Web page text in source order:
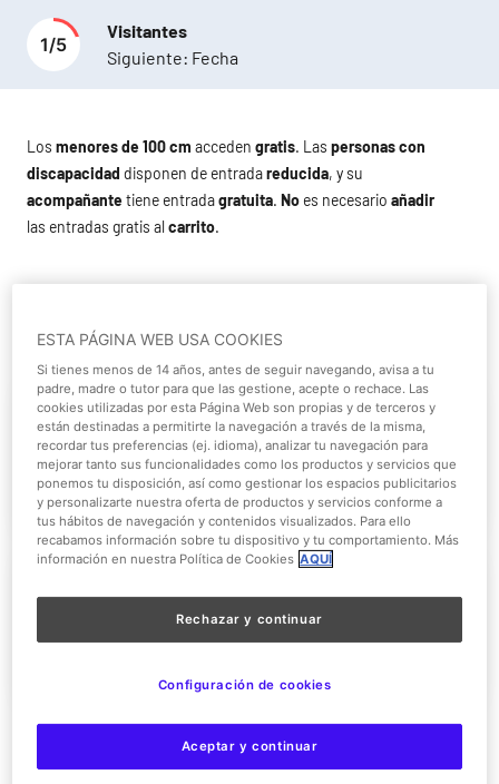
1/5
Visitantes
Siguiente: Fecha
Los menores de 100 cm acceden gratis. Las personas con
discapacidad disponen de entradareducida, y su
acompañantetiene entradagratuita. No es necesario añadir
las entradas gratis alcarrito.
por solo 19,90€! 😎
Promoción de tarde General
Más información
Más información
¿Tienes un cupón promocional?
ESTA PÁGINA WEB USA COOKIES
Si tienes menos de 14 años, antes de seguir navegando, avisa a tu
padre, madre o tutor para que las gestione, acepte o rechace. Las
cookies utilizadas por esta Página Web son propias y de terceros y
están destinadas a permitirte la navegación a través de la misma,
recordar tus preferencias (ej. idioma), analizar tu navegación para
mejorar tanto sus funcionalidades como los productos y servicios que
ponemos tu disposición, así como gestionar los espacios publicitarios
y personalizarte nuestra oferta de productos y servicios conforme a
tus hábitos de navegación y contenidos visualizados. Para ello
recabamos información sobre tu dispositivo y tu comportamiento. Más
información en nuestra Política de Cookies AQUÍ
Rechazar y continuar
Aceptar y continuar
Configuración de cookies